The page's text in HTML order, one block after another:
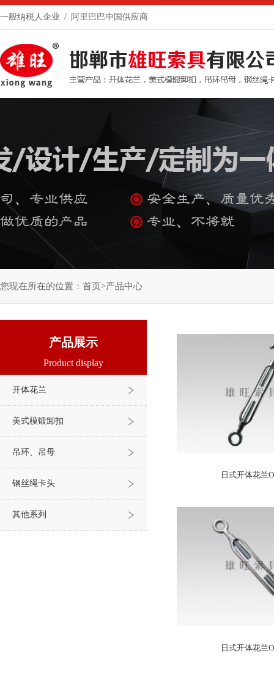
一般纳税人企业 / 阿里巴巴中国供应商
您现在所在的位置： 首页>产品中心
产品展示
Product display
开体花兰
美式模锻卸扣
吊环、吊母
钢丝绳卡头
其他系列
日式开体花兰
日式开体花兰